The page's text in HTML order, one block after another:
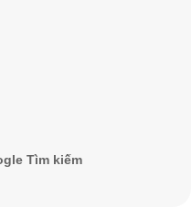
Tìm kiếm